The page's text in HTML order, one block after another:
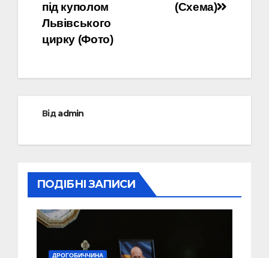
(Схема)
під куполом
Львівського
цирку (Фото)
Відadmin
ПОДІБНІ ЗАПИСИ
ДРОГОБИЧЧИНА